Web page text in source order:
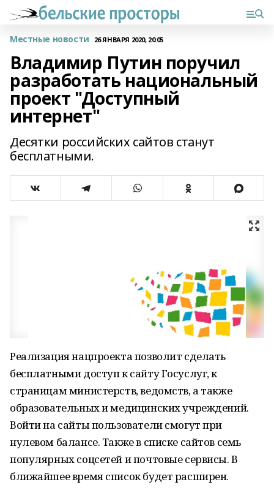
Местные новости 26 ЯНВАРЯ 2020, 20:05
Владимир Путин поручил
разработать национальный
проект "Доступный
интернет"
Десятки российских сайтов станут
бесплатными.
Реализация нацпроекта позволит сделать
бесплатными доступ к сайту Госуслуг, к
страницам министерств, ведомств, а также
образовательных и медицинских учреждений.
Войти на сайты пользователи смогут при
нулевом балансе. Также в списке сайтов семь
популярных соцсетей и почтовые сервисы. В
ближайшее время список будет расширен.